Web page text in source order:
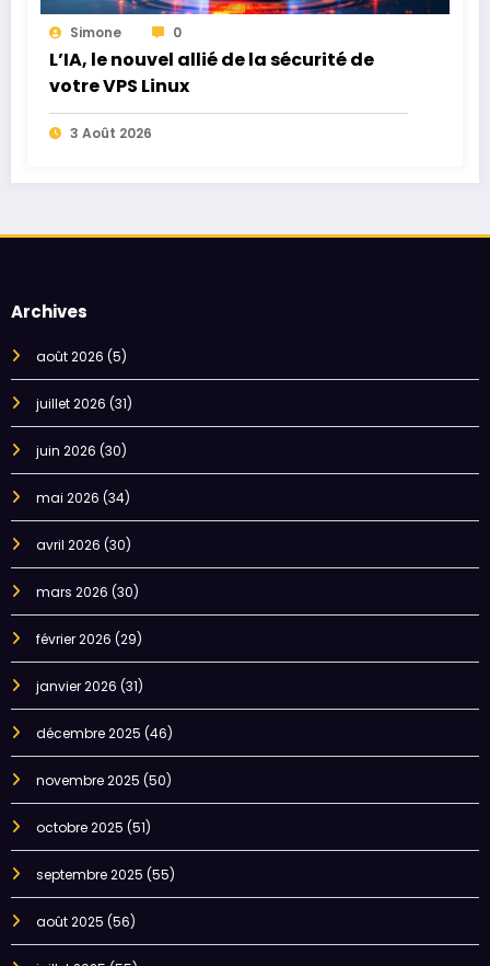
Simone 0
L’IA, le nouvel allié de la sécurité de
votre VPS Linux
3 Août 2026
Archives
août 2026 (5)
juillet 2026 (31)
juin 2026 (30)
mai 2026 (34)
avril 2026 (30)
mars 2026 (30)
février 2026 (29)
janvier 2026 (31)
décembre 2025 (46)
novembre 2025 (50)
octobre 2025 (51)
septembre 2025 (55)
août 2025 (56)